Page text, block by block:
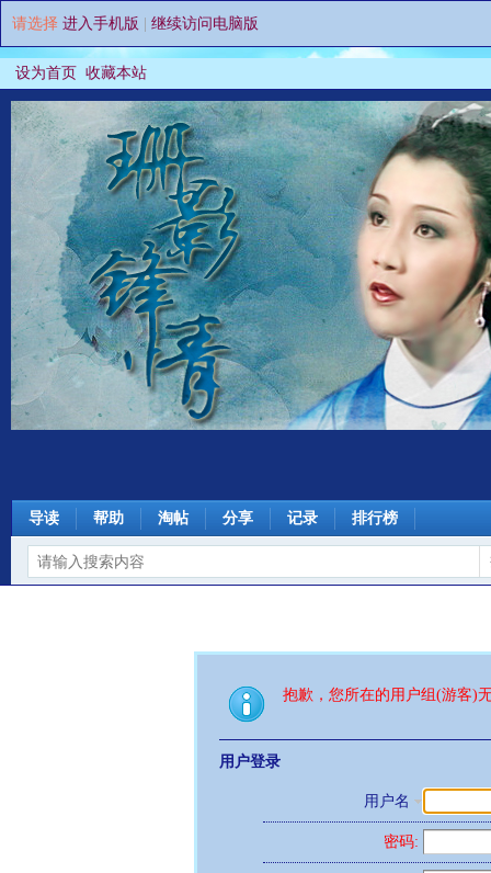
请选择 进入手机版 继续访问电脑版
设为首页 收藏本站
导读 帮助 淘帖 分享 记录 排行榜
抱歉，您所在的用户组(游客)
用户登录
用户名
密码: